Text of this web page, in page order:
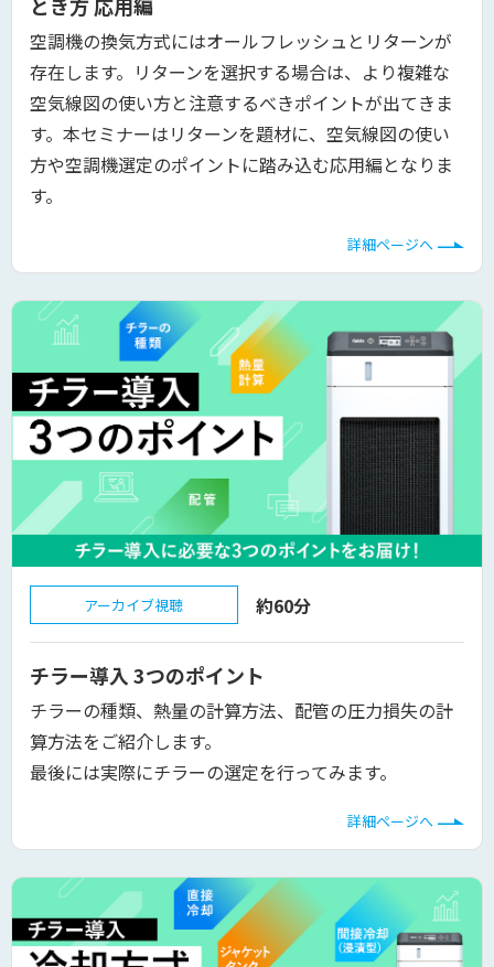
とき方 応用編
空調機の換気方式にはオールフレッシュとリターンが
存在します。リターンを選択する場合は、より複雑な
空気線図の使い方と注意するべきポイントが出てきま
す。本セミナーはリターンを題材に、空気線図の使い
方や空調機選定のポイントに踏み込む応用編となりま
す。
詳細ページへ
アーカイブ視聴 約60分
チラー導入 3つのポイント
チラーの種類、熱量の計算方法、配管の圧力損失の計
算方法をご紹介します。
最後には実際にチラーの選定を行ってみます。
詳細ページへ